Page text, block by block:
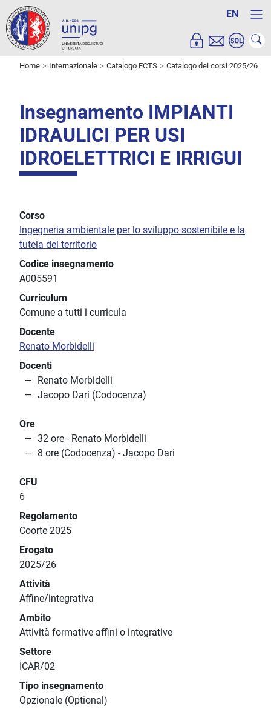
EN
Home Internazionale Catalogo ECTS Catalogo dei corsi 2025/26
Insegnamento IMPIANTI
IDRAULICI PER USI
IDROELETTRICI E IRRIGUI
Corso
Ingegneria ambientale per lo sviluppo sostenibile e la
tutela del territorio
Codice insegnamento
A005591
Curriculum
Comune a tutti i curricula
Docente
Renato Morbidelli
Docenti
Renato Morbidelli
Jacopo Dari (Codocenza)
Ore
32 ore - Renato Morbidelli
8 ore (Codocenza) - Jacopo Dari
CFU
6
Regolamento
Coorte 2025
Erogato
2025/26
Attività
Affine/integrativa
Ambito
Attività formative affini o integrative
Settore
ICAR/02
Tipo insegnamento
Opzionale (Optional)